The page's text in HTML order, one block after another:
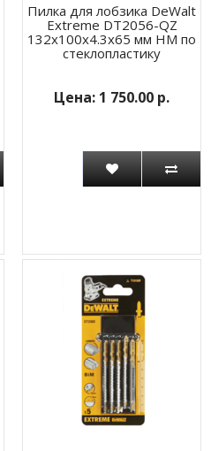
Пилка для лобзика DeWalt
Extreme DT2056-QZ
132x100x4.3x65 мм HM по
стеклопластику
1 750.00 р.